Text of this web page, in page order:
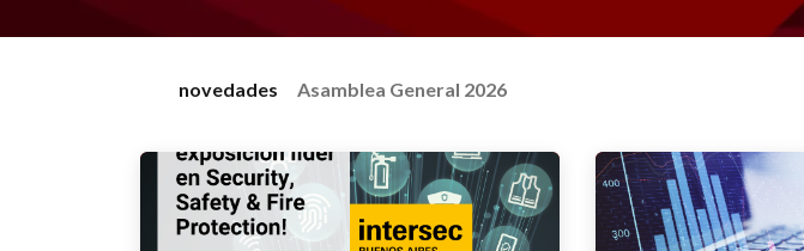
novedades Asamblea General 2026